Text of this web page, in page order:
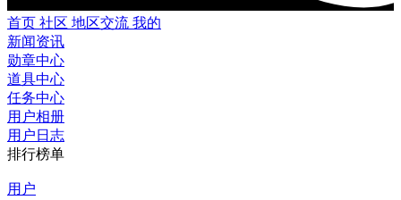
首页 社区 地区交流 我的
新闻资讯
勋章中心
道具中心
任务中心
用户相册
用户日志
排行榜单
用户